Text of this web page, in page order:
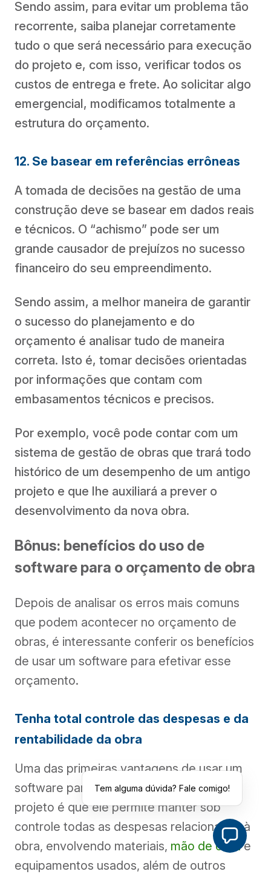
Sendo assim, para evitar um problema tão
recorrente, saiba planejar corretamente
tudo o que será necessário para execução
do projeto e, com isso, verificar todos os
custos de entrega e frete. Ao solicitar algo
emergencial, modificamos totalmente a
estrutura do orçamento.
12. Se basear em referências errôneas
A tomada de decisões na gestão de uma
construção deve se basear em dados reais
e técnicos. O “achismo” pode ser um
grande causador de prejuízos no sucesso
financeiro do seu empreendimento.
Sendo assim, a melhor maneira de garantir
o sucesso do planejamento e do
orçamento é analisar tudo de maneira
correta. Isto é, tomar decisões orientadas
por informações que contam com
embasamentos técnicos e precisos.
Por exemplo, você pode contar com um
sistema de gestão de obras que trará todo
histórico de um desempenho de um antigo
projeto e que lhe auxiliará a prever o
desenvolvimento da nova obra.
Bônus: benefícios do uso de
software para o orçamento de obra
Depois de analisar os erros mais comuns
que podem acontecer no orçamento de
obras, é interessante conferir os benefícios
de usar um software para efetivar esse
orçamento.
Tenha total controle das despesas e da
rentabilidade da obra
Uma das primeiras vantagens de usar um
software para fazer o orçamento do
projeto é que ele permite manter sob
controle todas as despesas relacionadas à
obra, envolvendo materiais, mão de obrae
equipamentos usados, além de outros
Tem alguma dúvida? Fale comigo!